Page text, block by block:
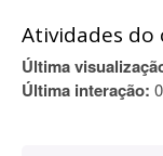
Atividades do
Última
Última interação: